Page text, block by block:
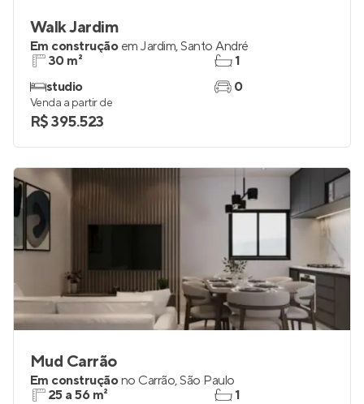
Walk Jardim
Em construção em Jardim,Santo André
30 m²
studio
1
0
Venda a partir de
R$ 395.523
Mud Carrão
Em construçãono Carrão,São Paulo
25 a 56 m²
1